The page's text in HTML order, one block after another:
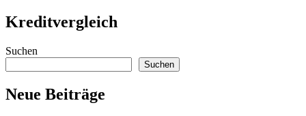
Kreditvergleich
Suchen
Suchen
Neue Beiträge